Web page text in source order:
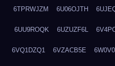
6TPRWJZM 6U06OJTH
6UU9ROQK 6UZUZF6L
6VQ1DZQ1 6VZACB5E